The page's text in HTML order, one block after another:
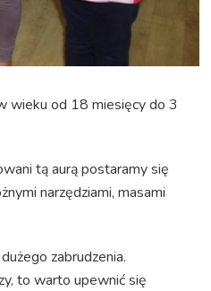
wieku od 18 miesięcy do 3
tą aurą postaramy się
narzędziami, masami
zabrudzenia.
to warto upewnić się